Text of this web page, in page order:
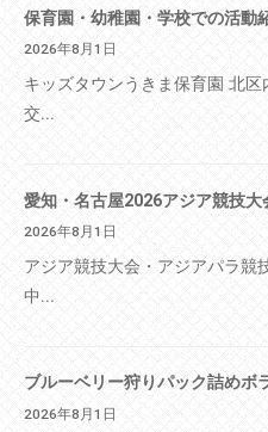
保育園・幼稚園・学校での活動
2026年8月1日
キッズタウンうきま保育園 北
交...
愛知・名古屋2026アジア競技大
2026年8月1日
アジア競技大会・アジアパラ競
中...
ブルーベリー狩りパック詰めボ
2026年8月1日